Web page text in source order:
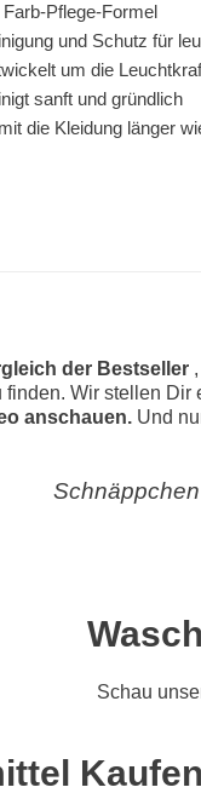
Farb-Pflege-Formel
und Schutz für
um die
sanft und gründlich
die Kleidung länger
der Bestseller
Wir stellen
anschauen. Und
Schau